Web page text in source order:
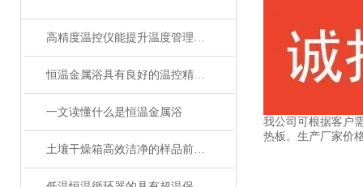
高精度温控仪能提升温度管理的精准性和效率
恒温金属浴具有良好的温控精度和均匀性
一文读懂什么是恒温金属浴
土壤干燥箱高效洁净的样品前处理设备
我公司可根据客户
热板。生产厂家价